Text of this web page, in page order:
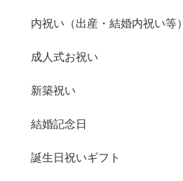
内祝い（出産・結婚内祝い等）
成人式お祝い
新築祝い
結婚記念日
誕生日祝いギフト